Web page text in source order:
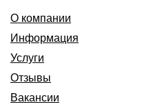
О компании
Информация
Услуги
Отзывы
Вакансии